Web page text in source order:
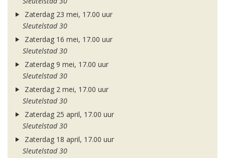
Zaterdag 23 mei, 17.00 uur
Sleutelstad 30
Zaterdag 16 mei, 17.00 uur
Sleutelstad 30
Zaterdag 9 mei, 17.00 uur
Sleutelstad 30
Zaterdag 2 mei, 17.00 uur
Sleutelstad 30
Zaterdag 25 april, 17.00 uur
Sleutelstad 30
Zaterdag 18 april, 17.00 uur
Sleutelstad 30